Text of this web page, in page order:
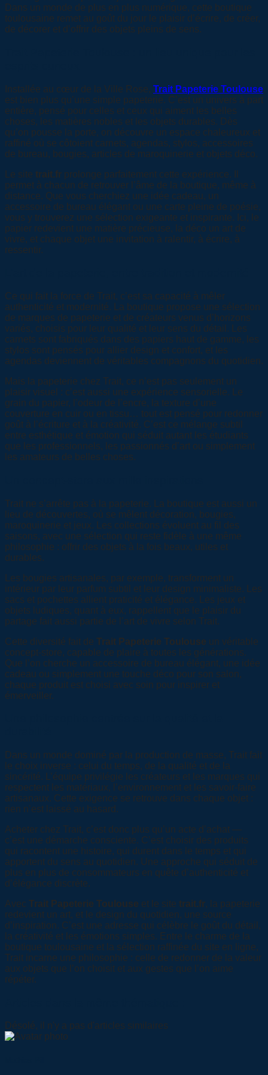
Dans un monde de plus en plus numérique, cette boutique
toulousaine remet au goût du jour le plaisir d’écrire, de créer,
de décorer et d’offrir des objets pleins de sens.
Installée au cœur de la Ville Rose, Trait Papeterie Toulouse
est bien plus qu’une simple papeterie. C’est un univers à part
entière, pensé pour celles et ceux qui aiment les belles
choses, les matières nobles et les objets durables. Dès
qu’on pousse la porte, on découvre un espace chaleureux et
raffiné où se côtoient carnets, agendas, stylos, accessoires
de bureau, bougies, articles de maroquinerie et objets déco.
Le site trait.fr prolonge parfaitement cette expérience. Il
permet à chacun de retrouver l’âme de la boutique, même à
distance. Que vous cherchiez une idée cadeau, un
accessoire de bureau élégant ou une carte pleine de poésie,
vous y trouverez une sélection exigeante et inspirante. Ici, le
papier redevient une matière précieuse, la déco un art de
vivre, et chaque objet une invitation à ralentir, à écrire, à
ressentir.
Ce qui fait la force de Trait, c’est sa capacité à mêler
authenticité et modernité. La boutique propose une sélection
de marques de papeterie et de créateurs venus d’horizons
variés, choisis pour leur qualité et leur sens du détail. Les
carnets sont fabriqués dans des papiers haut de gamme, les
stylos sont pensés pour allier design et confort, et les
agendas deviennent de véritables compagnons du quotidien.
Mais la papeterie chez Trait, ce n’est pas seulement un
plaisir visuel : c’est aussi une expérience sensorielle. Le
grain du papier, l’odeur de l’encre, la texture d’une
couverture en cuir ou en tissu… tout est pensé pour redonner
goût à l’écriture et à la créativité. C’est ce mélange subtil
entre esthétique et émotion qui séduit autant les étudiants
que les professionnels, les passionnés d’art ou simplement
les amateurs de belles choses.
Trait ne s’arrête pas à la papeterie. La boutique est aussi un
lieu de découvertes, où se mêlent décoration, bougies,
maroquinerie et jeux. Les collections évoluent au fil des
saisons, avec une sélection qui reste fidèle à une même
philosophie : offrir des objets à la fois beaux, utiles et
durables.
Les bougies artisanales, par exemple, transforment un
intérieur par leur parfum subtil et leur design minimaliste. Les
sacs et pochettes allient praticité et élégance. Les jeux et
objets ludiques, quant à eux, rappellent que le plaisir du
partage fait aussi partie de l’art de vivre selon Trait.
Cette diversité fait de Trait Papeterie Toulouse un véritable
concept-store, capable de plaire à toutes les générations.
Que l’on cherche un accessoire de bureau élégant, une idée
cadeau ou simplement une touche déco pour son salon,
chaque produit est choisi avec soin pour inspirer et
émerveiller.
Dans un monde dominé par la production de masse, Trait fait
le choix inverse : celui du temps, de la qualité et de la
sincérité. L’équipe privilégie les créateurs et les marques qui
respectent les matériaux, l’environnement et les savoir-faire
artisanaux. Cette exigence se retrouve dans chaque objet :
rien n’est laissé au hasard.
Acheter chez Trait, c’est donc plus qu’un acte d’achat —
c’est une démarche consciente. C’est choisir des produits
qui racontent une histoire, qui durent dans le temps et qui
apportent du sens au quotidien. Une approche qui séduit de
plus en plus de consommateurs en quête d’authenticité et
d’élégance discrète.
Avec Trait Papeterie Toulouse et le site trait.fr, la papeterie
redevient un art, et le design du quotidien, une source
d’inspiration. C’est une adresse qui célèbre le goût du détail,
la créativité et les émotions simples. Entre le charme de la
boutique toulousaine et la sélection raffinée du site en ligne,
Trait incarne une philosophie : celle de redonner de la valeur
aux objets que l’on choisit et aux gestes que l’on aime
répéter.
Désolé, il n'y a pas d'articles similaires